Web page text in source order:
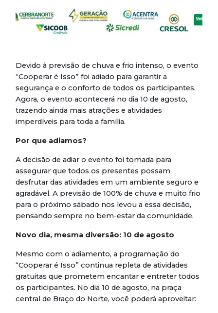
Devido à previsão de chuva e frio intenso, o evento
“Cooperar é Isso” foi adiado para garantir a
segurança e o conforto de todos os participantes.
Agora, o evento acontecerá no dia 10 de agosto,
trazendo ainda mais atrações e atividades
imperdíveis para toda a família.
Por que adiamos?
A decisão de adiar o evento foi tomada para
assegurar que todos os presentes possam
desfrutar das atividades em um ambiente seguro e
agradável. A previsão de 100% de chuva e muito frio
para o próximo sábado nos levou a essa decisão,
pensando sempre no bem-estar da comunidade.
Novo dia, mesma diversão: 10 de agosto
Mesmo com o adiamento, a programação do
“Cooperar é Isso” continua repleta de atividades
gratuitas que prometem encantar e entreter todos
os participantes. No dia 10 de agosto, na praça
central de Braço do Norte, você poderá aproveitar: